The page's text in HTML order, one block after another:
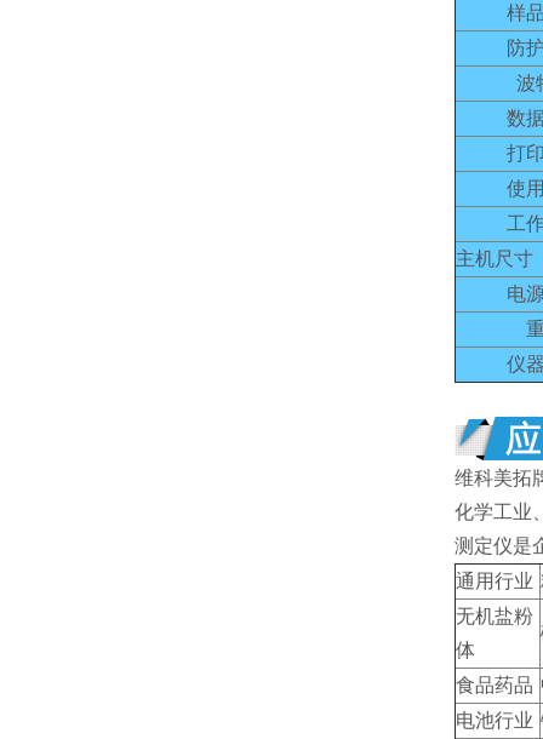
样
防
波
数
打
使
工
主机尺寸
电
仪
维科美拓
化学工业
测定仪是
通用行业
无机盐粉
体
食品药品
电池行业